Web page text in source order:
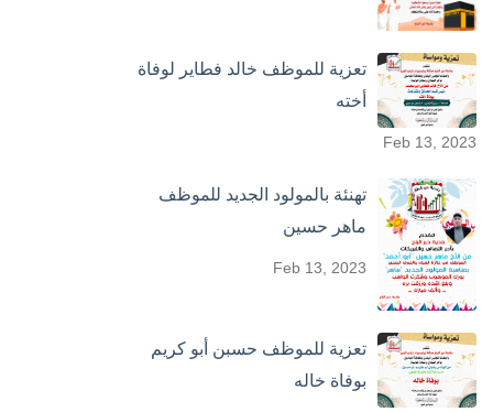
تعزية للموظف خالد فطاير لوفاة
أخته
Feb 13, 2023
تهنئة بالمولود الجديد للموظف
ماهر حسين
Feb 13, 2023
تعزية للموظف حسبن أبو كريم
بوفاة خاله